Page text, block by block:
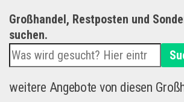
Großhandel, Restposten und
suchen.
weitere Angebote von diesen